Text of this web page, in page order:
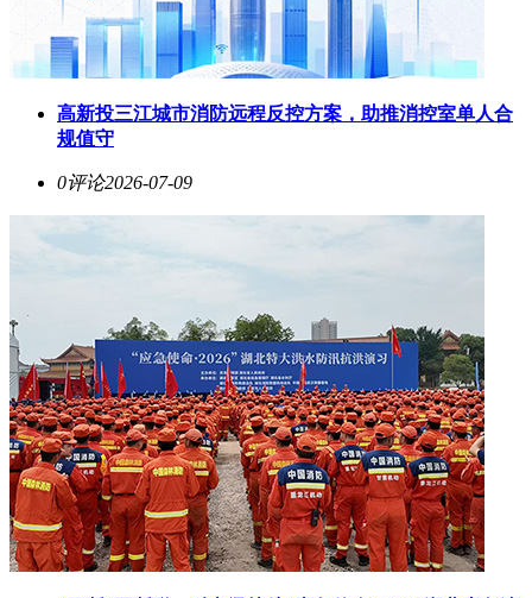
高新投三江城市消防远程反控方案，助推消控室单人合
规值守
0评论2026-07-09